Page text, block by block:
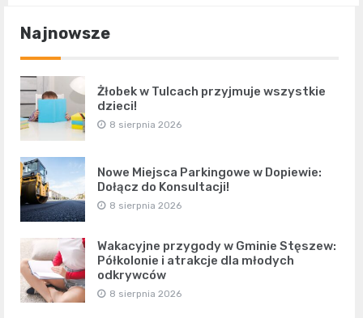
Najnowsze
Żłobek w Tulcach przyjmuje wszystkie
dzieci!
8 sierpnia 2026
Nowe Miejsca Parkingowe w Dopiewie:
Dołącz do Konsultacji!
8 sierpnia 2026
Wakacyjne przygody w Gminie Stęszew:
Półkolonie i atrakcje dla młodych
odkrywców
8 sierpnia 2026